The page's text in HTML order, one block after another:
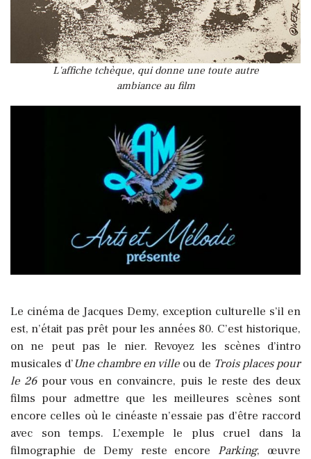
L'affiche tchèque, qui donne une toute autre
ambiance au film
Le cinéma de Jacques Demy, exception culturelle s’il en
est, n’était pas prêt pour les années 80. C’est historique,
on ne peut pas le nier. Revoyez les scènes d’intro
musicales d’Une chambre en villeou de Trois places pour
le 26pour vous en convaincre, puis le reste des deux
films pour admettre que les meilleures scènes sont
encore celles où le cinéaste n’essaie pas d’être raccord
avec son temps. L’exemple le plus cruel dans la
filmographie de Demy reste encore Parking, œuvre